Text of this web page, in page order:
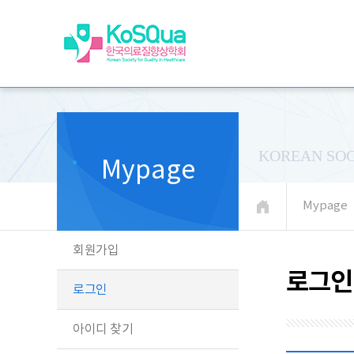
KOREAN
Mypage
Mypage
회원가입
로그인
아이디 찾기
로그인